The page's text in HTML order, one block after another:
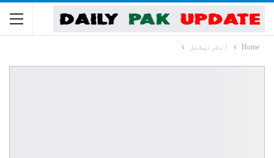
Home انٹرنیشنل